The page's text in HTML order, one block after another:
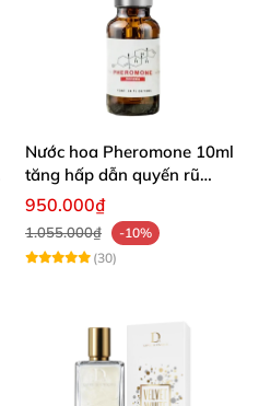
Nước hoa Pheromone 10ml
tăng hấp dẫn quyến rũ
mạnh mẽ nam giới
950.000₫
1.055.000₫
-10%
(30)